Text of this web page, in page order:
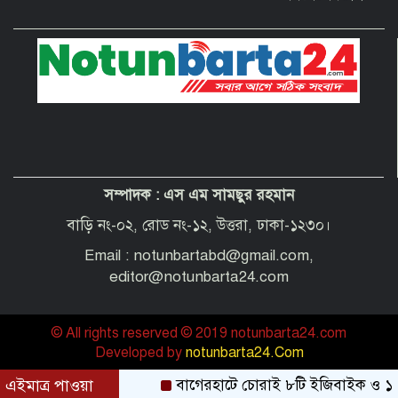
দেশবাসীকে প্রধানমন্ত্রীর ঈদুল আজহার
শুভেচ্ছা
“অপরাধী যেই হোক, তার কোনো ছাড় নয়”—
বাগেরহাটের নবাগত পুলিশ সুপার
সম্পাদক : এস এম সামছুর রহমান
বাড়ি নং-০২, রোড নং-১২, উত্তরা, ঢাকা-১২৩০।
Email : notunbartabd@gmail.com,
editor@notunbarta24.com
এইমাত্র পাওয়া বাগেরহাটে চোরাই ৮টি ইজিবাইক ও ১২টি
© All rights reserved © 2019 notunbarta24.com
Developed by notunbarta24.Com